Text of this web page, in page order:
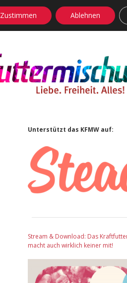
facebook
instagram
rss
Sidebar
Unterstützt das KFMW auf:
Stream & Download: Das
macht auch wirklich keiner mit!
Zustimmen Ablehnen